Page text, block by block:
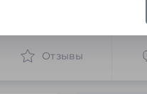
Отзывы